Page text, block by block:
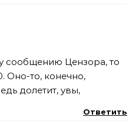
сообщению Цензора, то
Оно-то, конечно,
долетит, увы,
Ответить